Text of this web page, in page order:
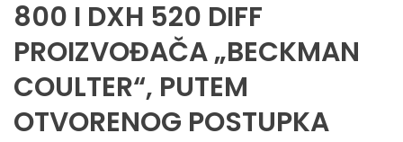
800 I DXH 520 DIFF
PROIZVOĐAČA „BECKMAN
COULTER“, PUTEM
OTVORENOG POSTUPKA